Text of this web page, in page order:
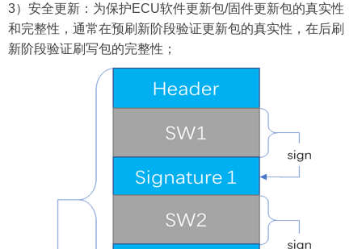
3）安全更新：为保护ECU软件更新包/固件更新包的真实性
和完整性，通常在预刷新阶段验证更新包的真实性，在后刷
新阶段验证刷写包的完整性；